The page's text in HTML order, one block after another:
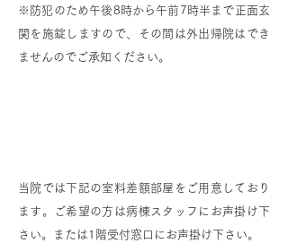
※防犯のため午後8時から午前7時半まで正面玄
関を施錠しますので、その間は外出帰院はでき
ませんのでご承知ください。
当院では下記の室料差額部屋をご用意しており
ます。ご希望の方は病棟スタッフにお声掛け下
さい。または1階受付窓口にお声掛け下さい。